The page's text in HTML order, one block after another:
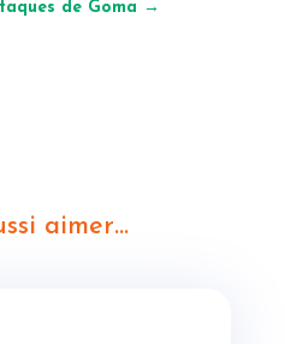
de Goma →
aimer…